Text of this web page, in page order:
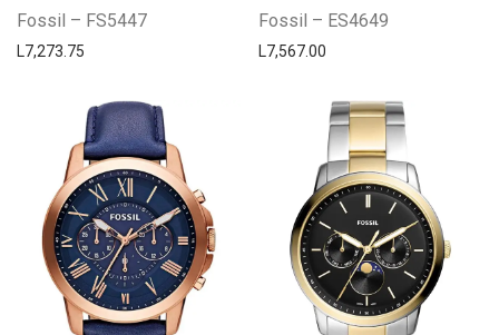
Fossil – FS5447
L7,273.75
Fossil – ES4649
L7,567.00